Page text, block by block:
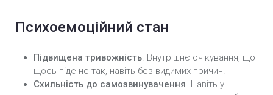
Психоемоційний стан
Підвищена тривожність. Внутрішнє очікування, що
щось піде не так, навіть без видимих причин.
Схильність до самозвинувачення. Навіть у